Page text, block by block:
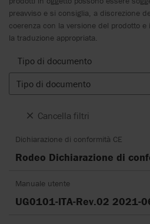
preavviso e si consiglia, a discrezione
coerenza con la versione del prodotto
la traduzione appropriata.
Tipo di documento
Tipo di documento
Cancella filtri
Dichiarazione di conformità CE
Rodeo Dichiarazione di
Manuale utente
UG0101-ITA-Rev.02 2021-